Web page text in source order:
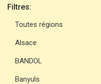
Filtres:
Toutes régions
Alsace
BANDOL
Banyuls